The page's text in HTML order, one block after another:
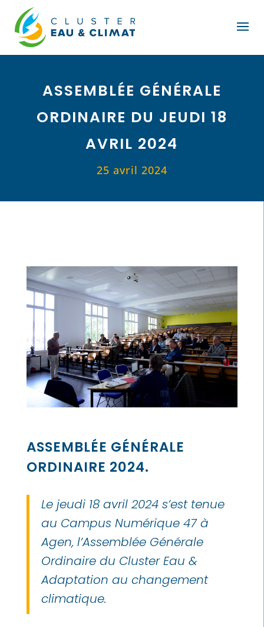
ASSEMBLÉE GÉNÉRALE
ORDINAIRE DU JEUDI 18
AVRIL 2024
25 avril 2024
ASSEMBLÉE GÉNÉRALE
ORDINAIRE 2024.
Le jeudi 18 avril 2024 s’est tenue
au Campus Numérique 47 à
Agen, l’Assemblée Générale
Ordinaire du Cluster Eau &
Adaptation au changement
climatique.